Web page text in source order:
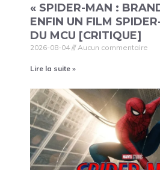
« SPIDER-MAN :
ENFIN UN FILM
DU MCU [CRITIQUE]
2026-08-04 Aucun commentaire
Lire la suite »